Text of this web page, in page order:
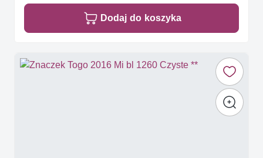
Dodaj do koszyka